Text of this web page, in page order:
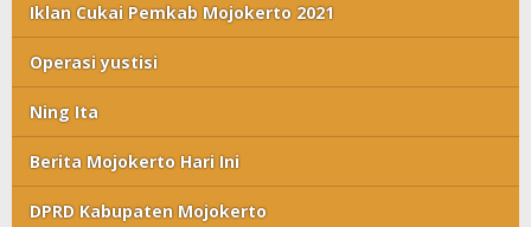
Iklan Cukai Pemkab Mojokerto 2021
Operasi yustisi
Ning Ita
Berita Mojokerto Hari Ini
DPRD Kabupaten Mojokerto